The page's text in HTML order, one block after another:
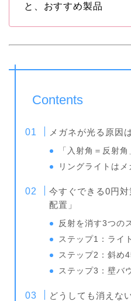
と、おすすめ製品
Contents
メガネが光る原因
「入射角＝反射
リングライトは
今すぐできる0円
配置」
反射を消す3つの
ステップ1：ライ
ステップ2：斜め
ステップ3：壁バ
どうしても消えな